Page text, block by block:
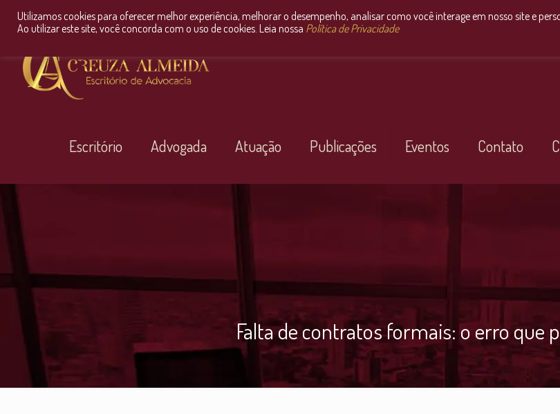
Escritório Advogada Atuação Publicações Eventos Contato
Falta de contratos formais: o erro que
Utilizamos cookies para oferecer melhor experiência, melhorar o desempenho, analisar como você interage em nosso site e
Ao utilizar este site, você concorda com o uso de cookies. Leia nossa Política de Privacidade